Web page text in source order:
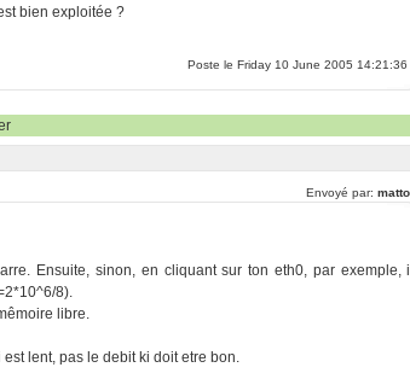
bien exploitée ?
Poste le Friday 10 June 2005 14:21:36
Envoyé par:
Ensuite, sinon, en cliquant sur ton eth0, par exemple, il
8).
libre.
lent, pas le debit ki doit etre bon.